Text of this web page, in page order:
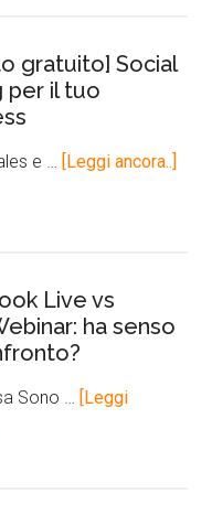
gratuito] Social
per il tuo
e … [Leggi ancora..]
Live vs
ha senso
Sono …
[Leggi